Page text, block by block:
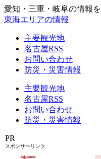
愛知・三重・岐阜の情報
東海エリアの情報
主要観光地
名古屋RSS
お問い合わせ
防災・災害情報
主要観光地
名古屋RSS
お問い合わせ
防災・災害情報
PR
スポンサーリンク